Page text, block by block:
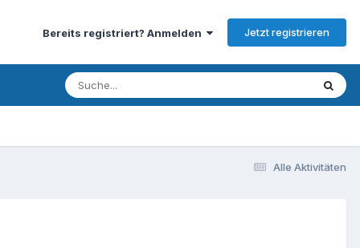
Bereits registriert? Anmelden Jetzt registrieren
Alle Aktivitäten